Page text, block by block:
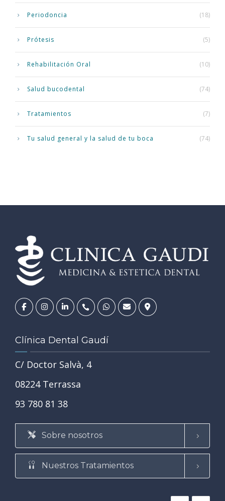
Periodoncia (18)
Prótesis (5)
Rehabilitación Oral (10)
Salud bucodental (74)
Tratamientos (7)
Tu salud general y la salud de tu boca (74)
Clínica Dental Gaudí
C/ Doctor Salvà, 4
08224 Terrassa
93 780 81 38
Sobre nosotros
Nuestros Tratamientos